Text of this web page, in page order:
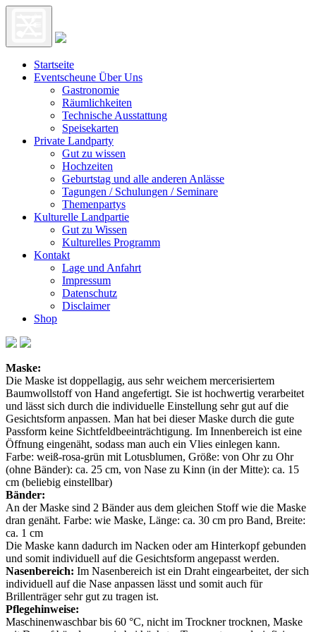
Startseite
Eventscheune Über Uns
Gastronomie
Räumlichkeiten
Technische Ausstattung
Speisekarten
Private Landparty
Gut zu wissen
Hochzeiten
Geburtstag und alle anderen Anlässe
Tagungen / Schulungen / Seminare
Themenpartys
Kulturelle Landpartie
Gut zu Wissen
Kulturelles Programm
Kontakt
Lage und Anfahrt
Impressum
Datenschutz
Disclaimer
Shop
Maske:
Die Maske ist doppellagig, aus sehr weichem mercerisiertem
Baumwollstoff von Hand angefertigt. Sie ist hochwertig verarbeitet
und lässt sich durch die individuelle Einstellung sehr gut auf die
Gesichtsform anpassen. Man hat bei dieser Maske durch die gute
Passform keine Sichtfeldbeeinträchtigung. Im Innenbereich ist eine
Öffnung eingenäht, sodass man auch ein Vlies einlegen kann.
Farbe: weiß-rosa-grün mit Lotusblumen, Größe: von Ohr zu Ohr
(ohne Bänder): ca. 25 cm, von Nase zu Kinn (in der Mitte): ca. 15
cm (beliebig einstellbar)
Bänder:
An der Maske sind 2 Bänder aus dem gleichen Stoff wie die Maske
dran genäht. Farbe: wie Maske, Länge: ca. 30 cm pro Band, Breite:
ca. 1 cm
Die Maske kann dadurch im Nacken oder am Hinterkopf gebunden
und somit individuell auf die Gesichtsform angepasst werden.
Nasenbereich: Im Nasenbereich ist ein Draht eingearbeitet, der sich
individuell auf die Nase anpassen lässt und somit auch für
Brillenträger sehr gut zu tragen ist.
Pflegehinweise:
Maschinenwaschbar bis 60 °C, nicht im Trockner trocknen, Maske